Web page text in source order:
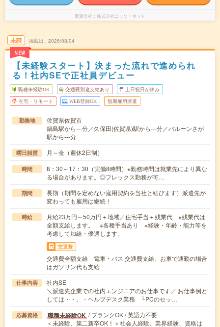
派遣会社 株式会社ニッソーネット
未読
NEW
掲載日 2026/08/04
【未経験スタート】決まった流れで進められ
る！社内SEで正社員デビュー
職種未経験OK 交通費別途支給あり 土日祝日が休み
在宅・リモート WEB登録OK 無期雇用派遣
勤務地
佐賀県佐賀市
鍋島駅から---分／久保田(佐賀県)駅から---分／バルーンさが
駅から---分
曜日頻度 月～金（週休2日制）
時間
8：30～17：30（実働8時間）※勤務時間は就業先により異な
る場合があります。◎フレックス勤務が可…
期間
長期（期間を定めない雇用契約を当社と結びます）派遣先が
変わっても雇用は継続！
時給
月給23万円～50万円＋地域／住宅手当＋残業代 ※残業代は
全額支給します。 ※各種手当あり ※経験・年齢・能力等を
考慮して加給・優遇します。
交通費
交通費全額支給 電車・バス 交通費支給、お車で通勤の場合
はガソリン代も支給
仕事内容
社内SE
＼派遣先企業での社内エンジニアのお仕事です／ お仕事例と
しては・・。・ヘルプデスク業務 └PCのセッ…
応募資格 職種未経験OK / ブランクOK / 英語力不要
＜未経験、第二新卒OK！＞社会人経験、業界経験、資格は